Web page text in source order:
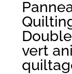
vert